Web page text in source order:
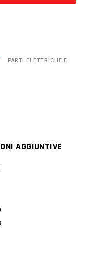
PARTI ELETTRICHE E
AGGIUNTIVE